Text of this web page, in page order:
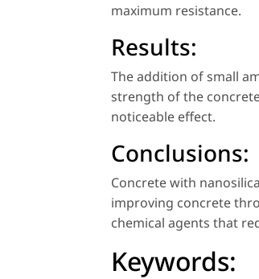
maximum resistance.
Results:
The addition of small
strength of the
noticeable effect.
Conclusions:
Concrete with
improving concrete
chemical agents that
Keywords: